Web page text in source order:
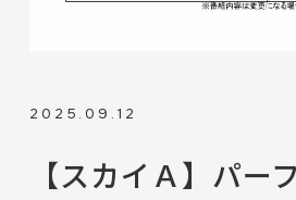
2025.09.12
【スカイＡ】パー